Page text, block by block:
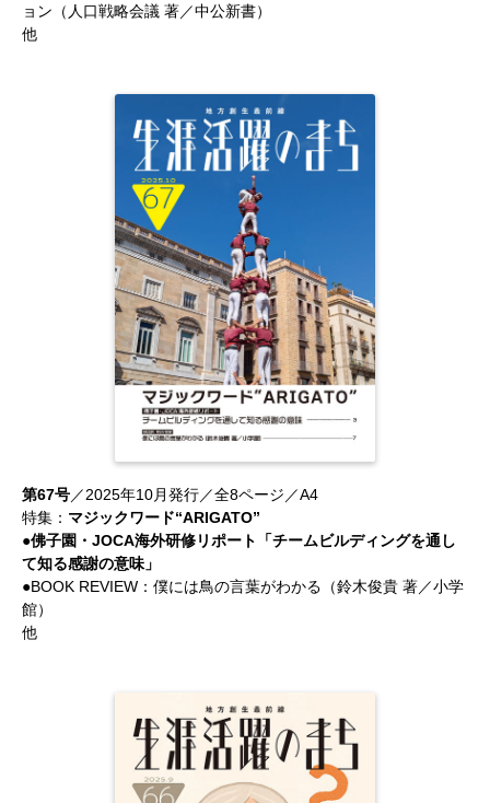
ョン（人口戦略会議 著／中公新書）
他
第67号／2025年10月発行／全8ページ／A4
特集： マジックワード“ARIGATO”
●佛子園・JOCA海外研修リポート「チームビルディングを通し
て知る感謝の意味」
●BOOK REVIEW：僕には鳥の言葉がわかる（鈴木俊貴 著／小学
館）
他